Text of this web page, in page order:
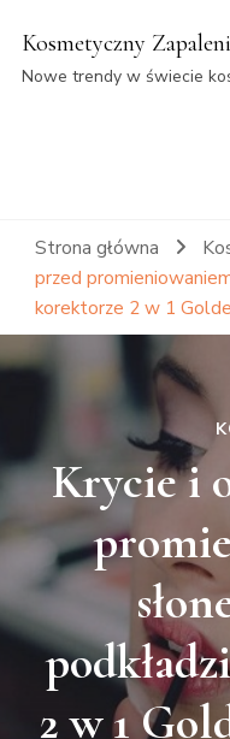
Kosmetyczny
Nowe trendy w świecie
Strona główna
przed
korektorze 2 w 1
Krycie i
2 w 1